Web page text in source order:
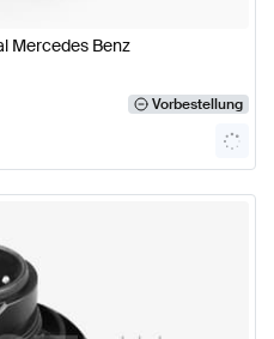
Mercedes Benz
Vorbestellung